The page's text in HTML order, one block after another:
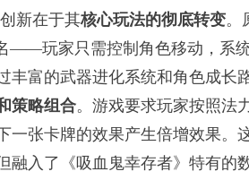
新在于其核心玩法的彻底转变。
——玩家只需控制角色移动，系统
丰富的武器进化系统和角色成长
策略组合。游戏要求玩家按照法
一张卡牌的效果产生倍增效果。
融入了《吸血鬼幸存者》特有的